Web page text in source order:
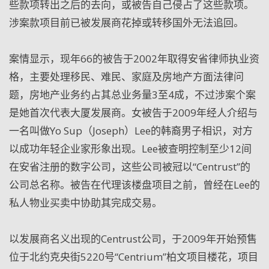
些款项转出之后的去向，或被告自己侵占了这些款项。
涉案款项目前已被发展商花掉或转移国外无法追回。
案情显示，现年66的被告于2002年取得安省律师执业资
格，主要处理移民、难民、家庭及房地产方面法律问
题，房地产业务约占其总业务量3至4成，不过涉案个案
是她首次代表大厦发展商。女被告于2009年经人介绍与
一名叫做Yo Sup（Joseph）Lee的韩裔男子相识，对方
以成功年轻企业家形象出现。Lee被查明控制至少12间
在安省注册的数字公司，这些公司被冠以“Centrust”的
公司总名称。被告在代理该楼盘项目之前，曾经在Lee的
私人物业买卖中协助其完成交易。
以发展商名义出现的Centrust公司，于2009年开始预售
位于北约克央街5220号“Centrium”柏文项目楼花，项目